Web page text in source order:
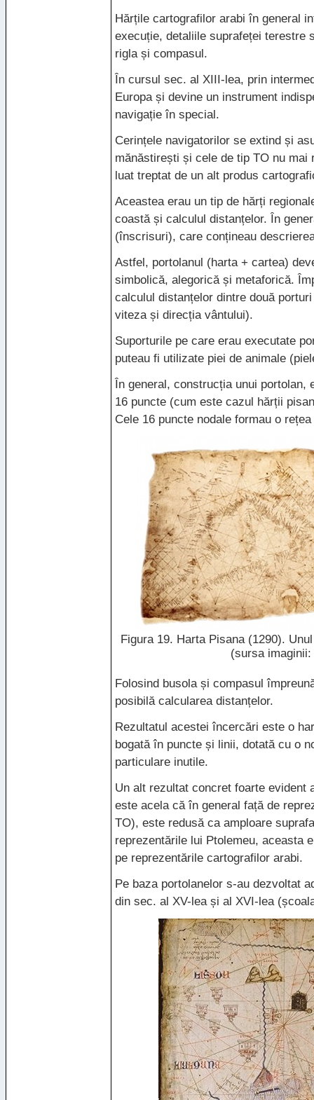
Hărțile cartografilor arabi în general
execuție, detaliile suprafeței terestre
rigla și compasul.
În cursul sec. al XIII -lea, prin
Europa și devine un instrument
navigație în special.
Cerințele navigatorilor se extind și
mănăstirești și cele de tip TO nu
luat treptat de un alt produs
Aceastea erau un tip de hărți
coastă și calculul distanțelor. În
(înscrisuri), care conțineau
Astfel, portolanul (harta + cartea)
simbolică, alegorică și metaforică.
calculul distanțelor dintre două
viteza și direcția vântului).
Suporturile pe care erau executate
puteau fi utilizate piei de animale
În general, construcția unui
16 puncte (cum este cazul hărții
Cele 16 puncte nodale formau o
Figura 19. Harta Pisana (1290).
(sursa imaginii:
Folosind busola și compasul
posibilă calcularea distanțelor.
Rezultatul acestei încercări este o
bogată în puncte și linii, dotată cu o
particulare inutile.
Un alt rezultat concret foarte evident
este acela că în general față de
TO), este redusă ca amploare
reprezentările lui Ptolemeu, aceasta
pe reprezentările cartografilor arabi.
Pe baza portolanelor s-au dezvoltat
din sec. al XV-lea și al XVI -lea